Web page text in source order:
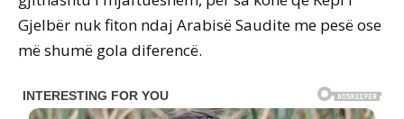
Gjelbër nuk fiton ndaj Arabisë Saudite me pesë ose
më shumë gola diferencë.